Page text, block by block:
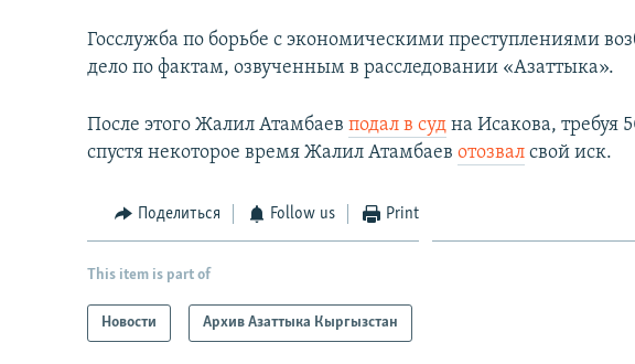
Госслужба по борьбе с экономическими преступлениями
дело по фактам, озвученным в расследовании «Азаттыка».
После этого Жалил Атамбаевподал в суд на Исакова, требуя
спустя некоторое время Жалил Атамбаевотозвал свой иск.
Поделиться Follow us Print
This item is part of
Новости Архив Азаттыка Кыргызстан